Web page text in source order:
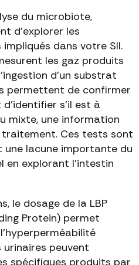
du microbiote,
d'explorer les
dans votre SII.
les gaz produits
d'un substrat
permettent de confirmer
d'identifier s'il est à
mixte, une information
Ces tests sont
lacune importante du
en explorant l'intestin
le dosage de la LBP
Protein) permet
urinaires peuvent
spécifiques produits par